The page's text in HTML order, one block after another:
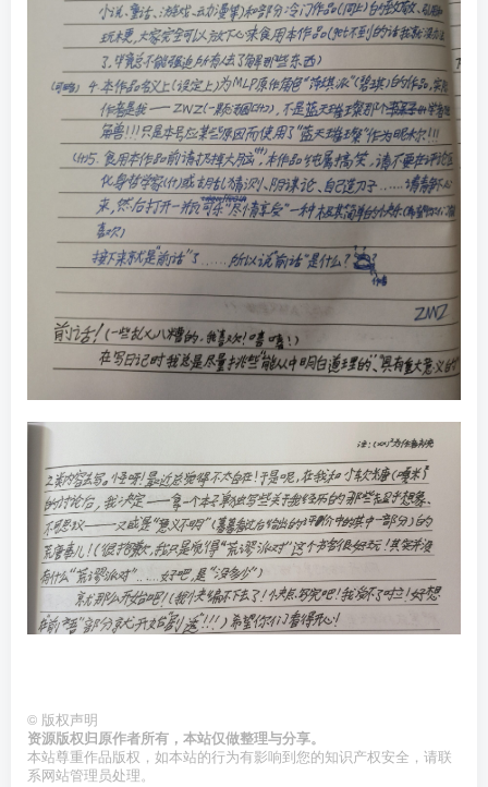
© 版权声明
资源版权归原作者所有，本站仅做整理与分享。
本站尊重作品版权，如本站的行为有影响到您的知识产权安全，请联
系网站管理员处理。